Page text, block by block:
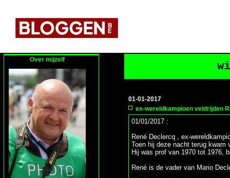
Over mijzelf
01-01-2017
ex-wereldkampioen veldrijden
01/01/2017 :
René Declercq , ex-
Toen hij deze nacht terug kwam
Hij was prof van 1970 tot 1976,
René is de vader van Mario